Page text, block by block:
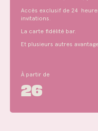
Accès exclusif de 24
invitations.
La carte fidélité bar.
Et plusieurs autres
À partir de
26